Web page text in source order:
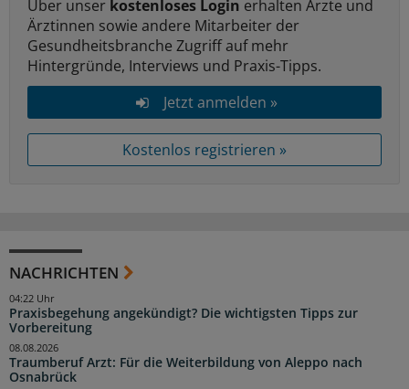
Über unser kostenloses Login erhalten Ärzte und
Ärztinnen sowie andere Mitarbeiter der
Gesundheitsbranche Zugriff auf mehr
Hintergründe, Interviews und Praxis-Tipps.
Jetzt anmelden »
Kostenlos registrieren »
NACHRICHTEN
Praxisbegehung angekündigt? Die wichtigsten Tipps zur
Vorbereitung
04:22 Uhr
Traumberuf Arzt: Für die Weiterbildung von Aleppo nach
Osnabrück
08.08.2026